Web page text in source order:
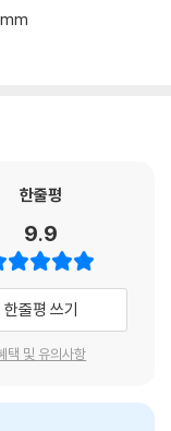
한줄평
9.9
한줄평 쓰기
택 및 유의사항